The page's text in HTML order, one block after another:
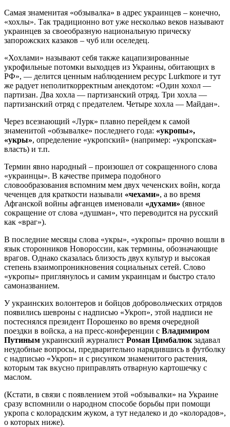
Самая знаменитая «обзывалка» в адрес украинцев – конечно,
«хохлы». Так традиционно вот уже несколько веков называют
украинцев за своеобразную национальную прическу
запорожских казаков – чуб или оселедец.
«Хохлами» называют себя также кацапизированные
укрофильные потомки выходцев из Украины, обитающих в
РФ», — делится ценным наблюдением ресурс Lurkmore и тут
же радует неполиткорректным анекдотом: «Один хохол —
партизан. Два хохла — партизанский отряд. Три хохла —
партизанский отряд с предателем. Четыре хохла — Майдан».
Через всезнающий «Лурк» плавно перейдем к самой
знаменитой «обзывалке» последнего года: «укропы»,
«укры», определение «укропский» (например: «укропская»
власть) и т.п.
Термин явно народный – произошел от сокращенного слова
«украинцы». В качестве примера подобного
словообразования вспомним мем двух чеченских войн, когда
чеченцев для краткости называли «чехами», а во время
Афганской войны афганцев именовали «духами» (явное
сокращение от слова «душман», что переводится на русский
как «враг»).
В последние месяцы слова «укры», «укропы» прочно вошли в
язык сторонников Новороссии, как термины, обозначающие
врагов. Однако сказалась близость двух культур и высокая
степень взаимопроникновения социальных сетей. Слово
«укропы» приглянулось и самим украинцам и быстро стало
самоназванием.
У украинских волонтеров и бойцов добровольческих отрядов
появились шевроны с надписью «Укроп», этой надписи не
постеснялся президент Порошенко во время очередной
поездки в войска, а на пресс-конференции с Владимиром
Путиным украинский журналист Роман Цимбалюк задавал
неудобные вопросы, предварительно нарядившись в футболку
с надписью «Укроп» и с рисунком знаменитого растения,
которым так вкусно приправлять отварную картошечку с
маслом.
(Кстати, в связи с появлением этой «обзывалки» на Украине
сразу вспомнили о народном способе борьбы при помощи
укропа с колорадским жуком, а тут недалеко и до «колорадов»,
о которых ниже).